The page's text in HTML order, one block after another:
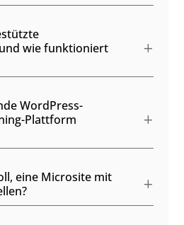
wie funktioniert
WordPress-
Plattform
eine Microsite mit